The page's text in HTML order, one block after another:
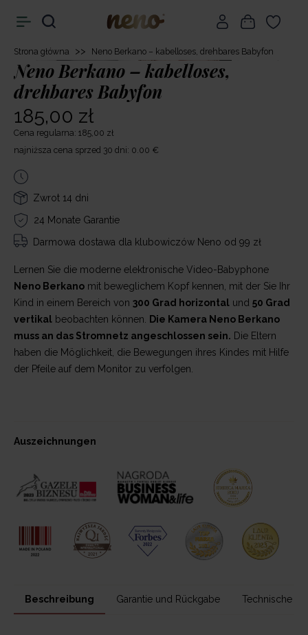
Strona główna >> Neno Berkano – kabelloses, drehbares Babyfon
Neno Berkano – kabelloses,
drehbares Babyfon
185,00 zł
Cena regularna: 185,00 zł
najniższa cena sprzed 30 dni: 0.00 €
Zwrot 14 dni
24 Monate Garantie
Darmowa dostawa dla klubowiczów Neno od 99 zł
Lernen Sie die moderne elektronische Video-Babyphone
Neno Berkano mit beweglichem Kopf kennen, mit der Sie Ihr
Kind in einem Bereich von 300 Grad horizontal und 50 Grad
vertikal beobachten können. Die Kamera Neno Berkano
muss an das Stromnetz angeschlossen sein. Die Eltern
haben die Möglichkeit, die Bewegungen ihres Kindes mit Hilfe
der Pfeile auf dem Monitor zu verfolgen.
Auszeichnungen
Beschreibung Garantie und Rückgabe Technische